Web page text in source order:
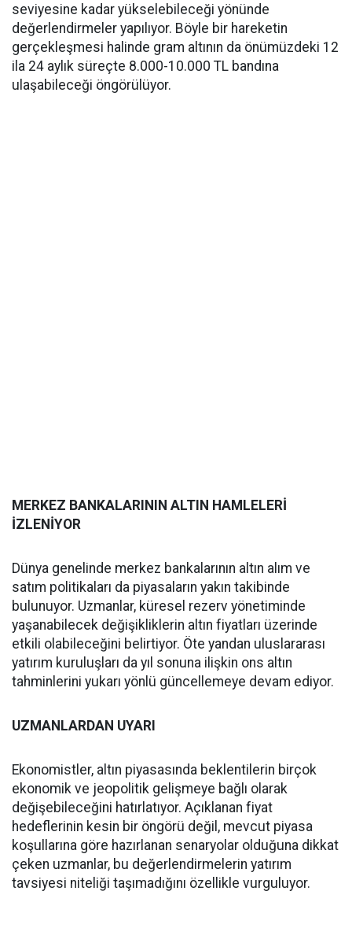
seviyesine kadar yükselebileceği yönünde
değerlendirmeler yapılıyor. Böyle bir hareketin
gerçekleşmesi halinde gram altının da önümüzdeki 12
ila 24 aylık süreçte 8.000-10.000 TL bandına
ulaşabileceği öngörülüyor.
MERKEZ BANKALARININ ALTIN HAMLELERİ
İZLENİYOR
Dünya genelinde merkez bankalarının altın alım ve
satım politikaları da piyasaların yakın takibinde
bulunuyor. Uzmanlar, küresel rezerv yönetiminde
yaşanabilecek değişikliklerin altın fiyatları üzerinde
etkili olabileceğini belirtiyor. Öte yandan uluslararası
yatırım kuruluşları da yıl sonuna ilişkin ons altın
tahminlerini yukarı yönlü güncellemeye devam ediyor.
UZMANLARDAN UYARI
Ekonomistler, altın piyasasında beklentilerin birçok
ekonomik ve jeopolitik gelişmeye bağlı olarak
değişebileceğini hatırlatıyor. Açıklanan fiyat
hedeflerinin kesin bir öngörü değil, mevcut piyasa
koşullarına göre hazırlanan senaryolar olduğuna dikkat
çeken uzmanlar, bu değerlendirmelerin yatırım
tavsiyesi niteliği taşımadığını özellikle vurguluyor.